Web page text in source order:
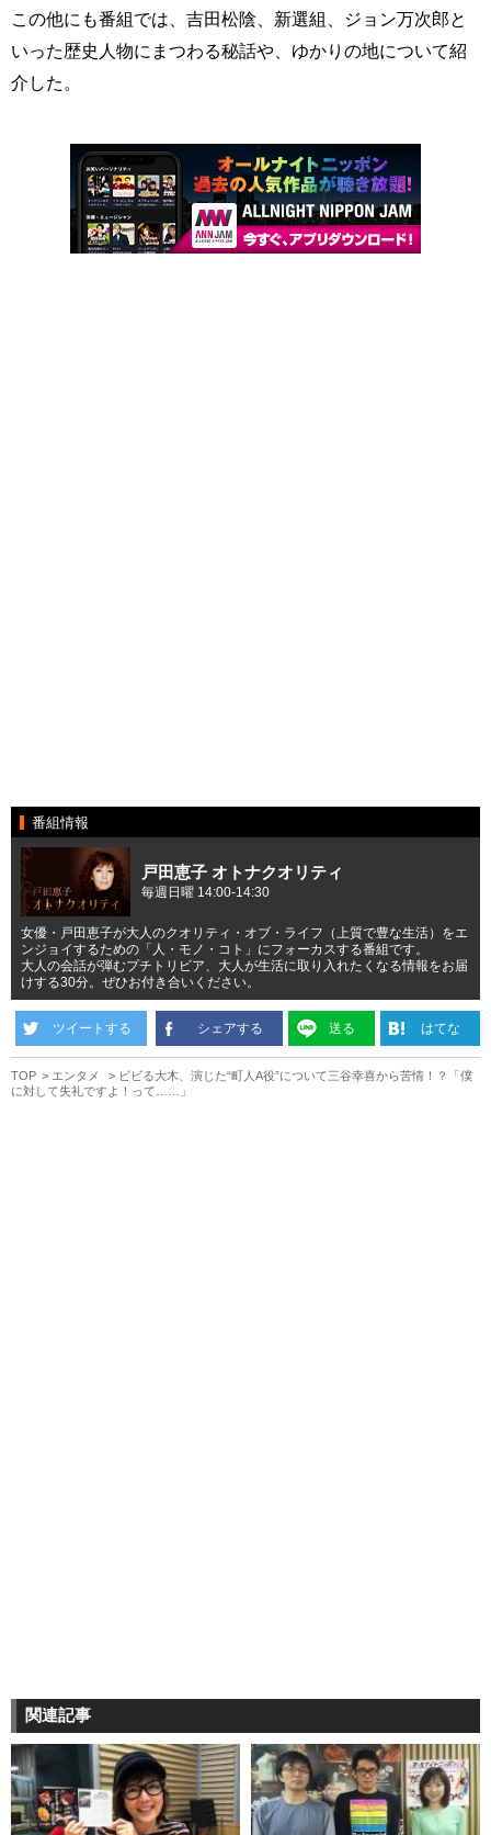
この他にも番組では、吉田松陰、新選組、ジョン万次郎と
いった歴史人物にまつわる秘話や、ゆかりの地について紹
介した。
番組情報
戸田恵子 オトナクオリティ
毎週日曜 14:00-14:30
女優・戸田恵子が大人のクオリティ・オブ・ライフ（上質で豊な生活）をエ
ンジョイするための「人・モノ・コト」にフォーカスする番組です。
大人の会話が弾むプチトリビア、大人が生活に取り入れたくなる情報をお届
けする30分。ぜひお付き合いください。
ツイートする シェアする 送る はてな
TOP エンタメ
ビビる大木、演じた“町人A役”について三谷幸喜から苦情！？「僕
に対して失礼ですよ！って……」
関連記事